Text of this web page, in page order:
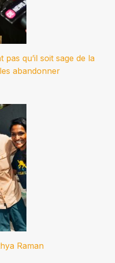
qu’il soit sage de la
abandonner
Raman